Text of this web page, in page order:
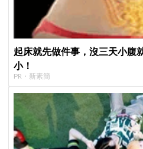
起床就先做件事，沒三天小腹
小！
PR・新素簡